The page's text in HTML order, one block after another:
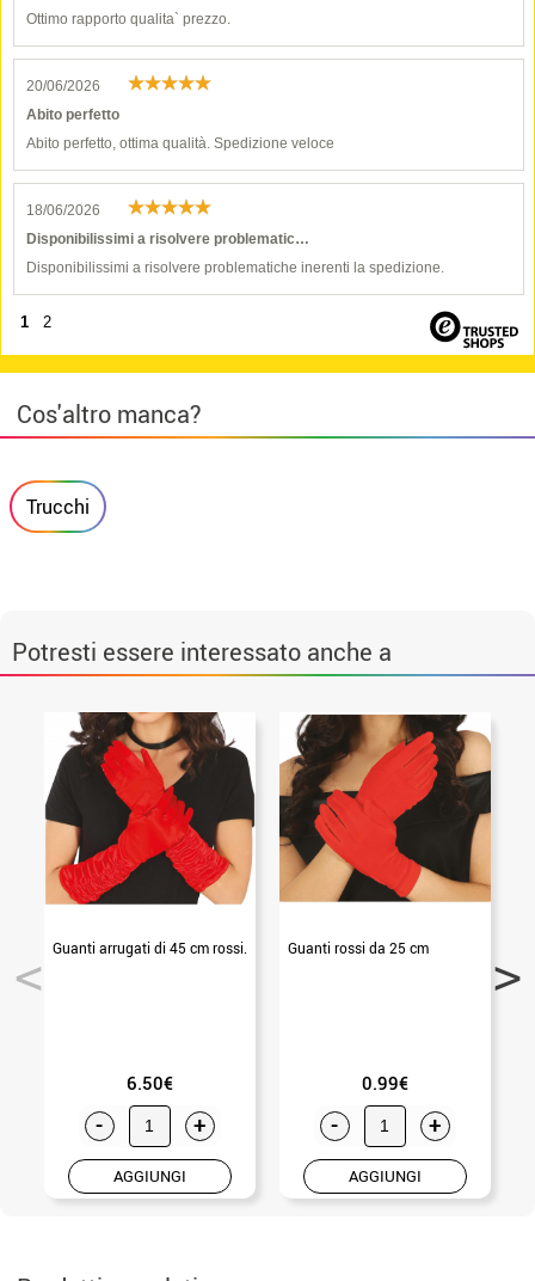
Ottimo rapporto qualita` prezzo.
20/06/2026
Abito perfetto
Abito perfetto, ottima qualità. Spedizione veloce
18/06/2026
Disponibilissimi a risolvere problematic…
Disponibilissimi a risolvere problematiche inerenti la spedizione.
1 2
Cos'altro manca?
Trucchi
Potresti essere interessato anche a
Guanti arrugati di 45 cm rossi.
6.50€
- +
AGGIUNGI
Guanti rossi da 25 cm
0.99€
- +
AGGIUNGI